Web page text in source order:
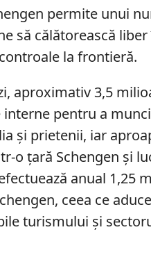
permite unui
să călătorească
la frontieră.
aproximativ 3,5
pentru a
și prietenii, iar
o țară Schengen și
anual 1,25
ceea ce
turismului și